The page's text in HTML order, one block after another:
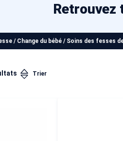
Retrouvez
/ Change du bébé / Soins des fesses